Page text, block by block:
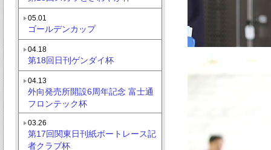
05.01
ゴールデンカップ
04.18
第18回日刊ゲンダイ杯
04.13
外向発売所開設6周年記念 富士通
フロンテック杯
03.26
第17回関東日刊紙ボートレース記
者クラブ杯